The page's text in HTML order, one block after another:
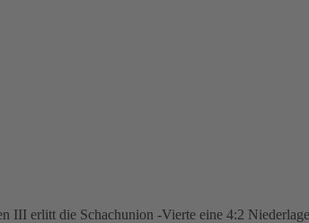
erlitt die Schachunion -Vierte eine 4:2